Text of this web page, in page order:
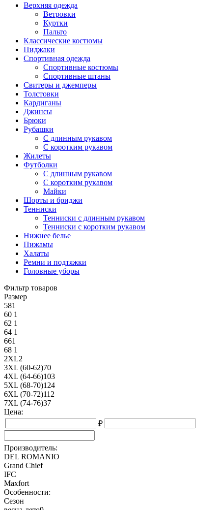
Верхняя одежда
Ветровки
Куртки
Пальто
Классические костюмы
Пиджаки
Спортивная одежда
Спортивные костюмы
Спортивные штаны
Свитеры и джемперы
Толстовки
Кардиганы
Джинсы
Брюки
Рубашки
С длинным рукавом
С коротким рукавом
Жилеты
Футболки
С длинным рукавом
С коротким рукавом
Майки
Шорты и бриджи
Тенниски
Тенниски с длинным рукавом
Тенниски с коротким рукавом
Нижнее белье
Пижамы
Халаты
Ремни и подтяжки
Головные уборы
Фильтр товаров
Размер
581
60 1
62 1
64 1
661
68 1
2XL2
3XL (60-62)70
4XL (64-66)103
5XL (68-70)124
6XL (70-72)112
7XL (74-76)37
Цена:
₽
Производитель:
DEL ROMANIO
Grand Chief
IFC
Maxfort
Особенности:
Сезон